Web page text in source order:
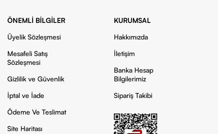
ÖNEMLI BILGILER
Üyelik Sözleşmesi
Mesafeli Satış
Sözleşmesi
Gizlilik ve Güvenlik
İptal ve İade
Ödeme Ve Teslimat
Site Haritası
KURUMSAL
Hakkımızda
İletişim
Banka Hesap
Bilgilerimiz
Sipariş Takibi